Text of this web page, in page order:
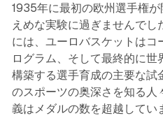
1935年に最初の欧州選手権
えめな実験に過ぎませんで
には、ユーロバスケットはコ
ログラム、そして最終的に
構築する選手育成の主要な試
のスポーツの奥深さを知る人
義はメダルの数を超越してい